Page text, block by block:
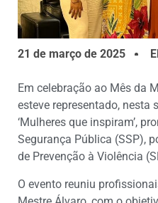
21 de março de 2025
Em celebração ao Mês da
esteve representado, nesta
‘Mulheres que inspiram’,
Segurança Pública (SSP),
de Prevenção à Violência
O evento reuniu